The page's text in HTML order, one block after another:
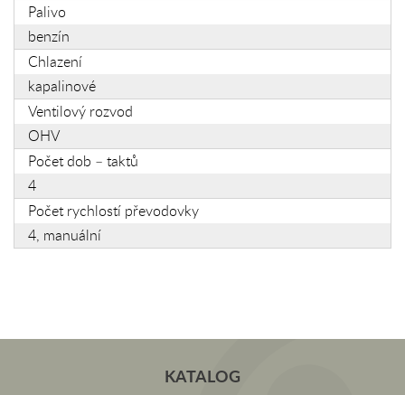
Palivo
benzín
Chlazení
kapalinové
Ventilový rozvod
OHV
Počet dob – taktů
4
Počet rychlostí převodovky
4, manuální
KATALOG